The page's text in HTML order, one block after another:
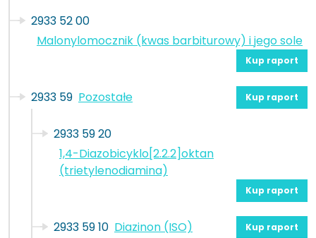
2933 52 00
Malonylomocznik (kwas barbiturowy) i jego sole
Kup raport
2933 59 Pozostałe Kup raport
2933 59 20
1,4-Diazobicyklo[2.2.2]oktan
(trietylenodiamina)
Kup raport
2933 59 10 Diazinon (ISO) Kup raport